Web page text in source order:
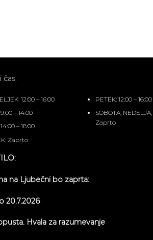
čas:
12:00 – 16:00
– 14:00
– 18:00
Zaprto
PETEK: 12:00 – 16:00
SOBOTA,
Zaprto
na Ljubečni bo zaprta:
20.7.2026
Hvala za razumevanje